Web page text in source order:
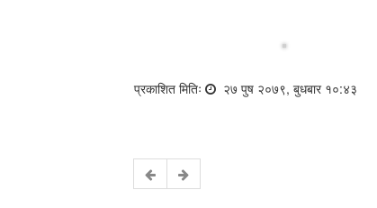
प्रकाशित मितिः २७ पुष २०७९, बुधबार १०:४३